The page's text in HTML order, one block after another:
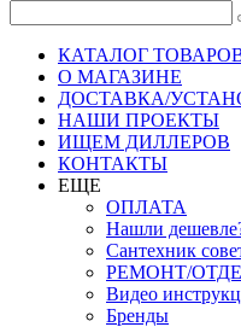
КАТАЛОГ
О МАГАЗИНЕ
ДОСТАВКА/
НАШИ ПРОЕКТЫ
ИЩЕМ ДИЛЛЕРОВ
КОНТАКТЫ
ЕЩЕ
ОПЛАТА
Нашли
Сантехник
РЕМОНТ/
Видео
Бренды